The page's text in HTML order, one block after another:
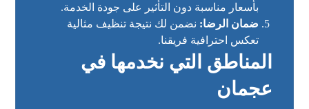
بأسعار مناسبة دون التأثير على جودة الخدمة.
ضمان الرضا: نضمن لك نتيجة تنظيف مثالية
تعكس احترافية فريقنا.
المناطق التي نخدمها في
عجمان